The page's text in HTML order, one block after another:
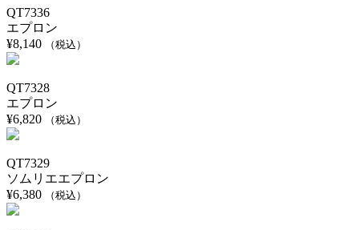
QT7336
エプロン
¥8,140 （税込）
QT7328
エプロン
¥6,820 （税込）
QT7329
ソムリエエプロン
¥6,380 （税込）